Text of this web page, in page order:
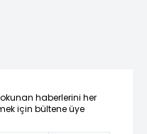
haberlerini her
için bültene üye